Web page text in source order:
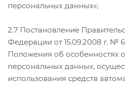
персональных данных»;
2.7 Постановление
Федерации от 15.09.2008 г. №
Положения об особенностях
персональных данных,
использования средств